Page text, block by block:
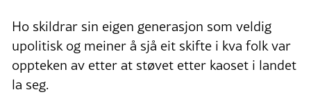
Ho skildrar sin eigen generasjon som veldig
upolitisk og meiner å sjå eit skifte i kva folk var
oppteken av etter at støvet etter kaoset i landet
la seg.